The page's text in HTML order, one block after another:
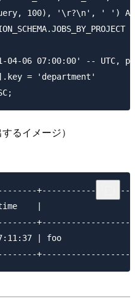
100), '\r?\n', ' ')
04-06 07:00:00' -- UTC,
= 'department'
るイメージ）
|
| foo